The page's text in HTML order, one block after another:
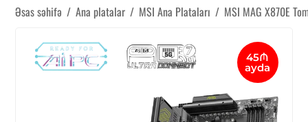
Əsas səhifə / Ana platalar / MSI Ana Plataları / MSI MAG X870E
45₼
ayda